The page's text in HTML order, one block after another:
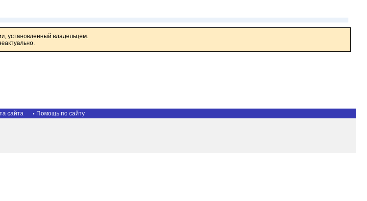
установленный владельцем.
сайта Помощь по сайту